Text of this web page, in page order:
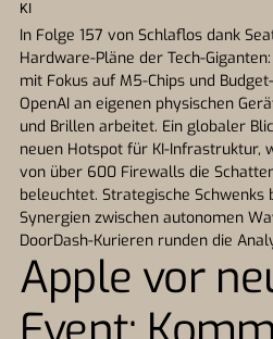
KI
In Folge 157 von Schlaflos dank
Hardware-Pläne der Tech-
mit Fokus auf M5-Chips und
OpenAI an eigenen physischen
und Brillen arbeitet. Ein globaler
neuen Hotspot für KI-Infrastruktur,
von über 600 Firewalls die
beleuchtet. Strategische Schwenks
Synergien zwischen autonomen
DoorDash-Kurieren runden die
Apple vor